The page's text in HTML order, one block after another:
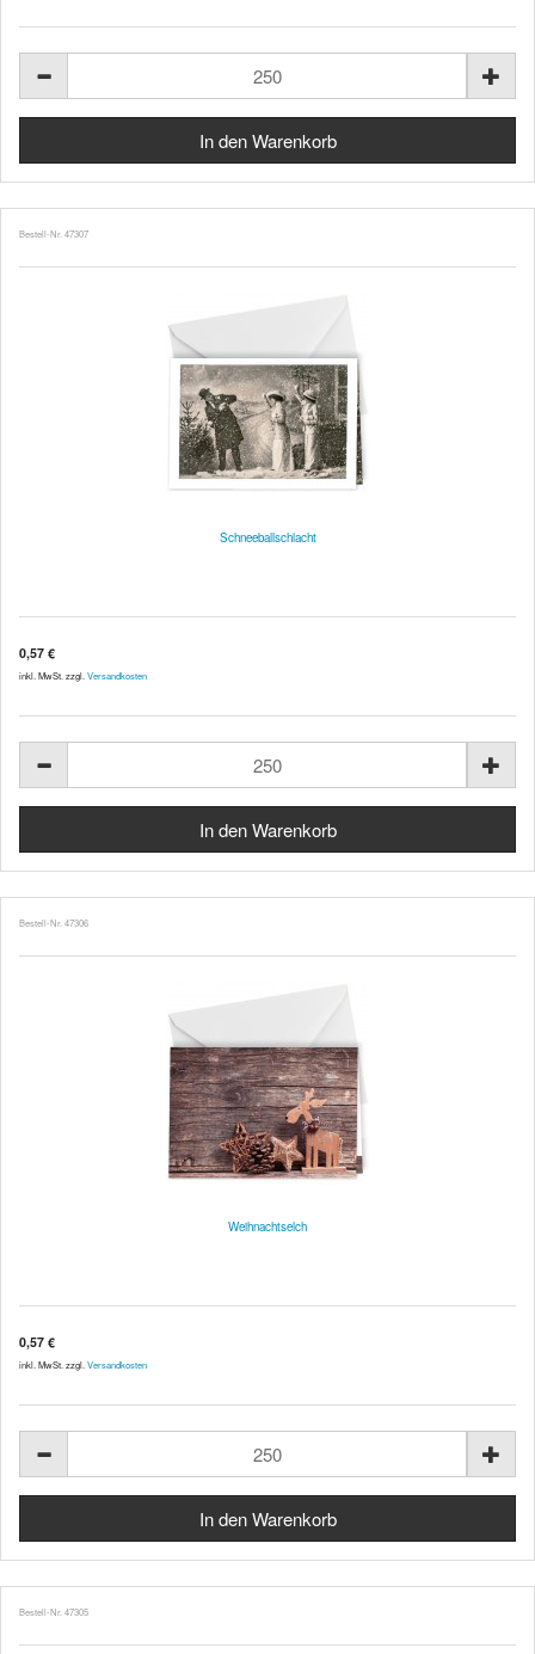
Bestell-Nr. 47307
Schneeballschlacht
0,57 €
inkl. MwSt. zzgl. Versandkosten
Bestell-Nr. 47306
Weihnachtselch
0,57 €
inkl. MwSt. zzgl. Versandkosten
Bestell-Nr. 47305